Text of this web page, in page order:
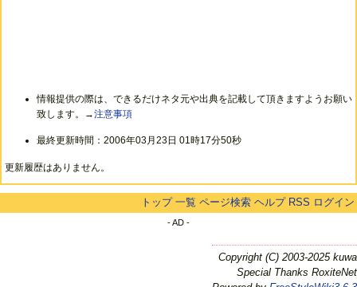
情報提供の際は、できるだけネタ元や出典を記載して頂きますようお願い
致します。→注意事項
最終更新時間：2006年03月23日 01時17分50秒
更新履歴はありません。
トップ 一覧 ページ検索 ヘルプ RSS ログイン
- AD -
Copyright (C) 2003-2025 kuwa
Special Thanks RoxiteNet